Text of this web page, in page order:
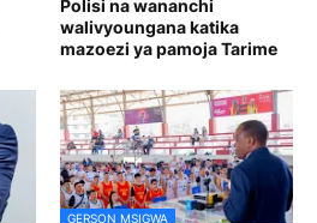
Polisi na wananchi
walivyoungana katika
mazoezi ya pamoja Tarime
GERSON MSIGWA